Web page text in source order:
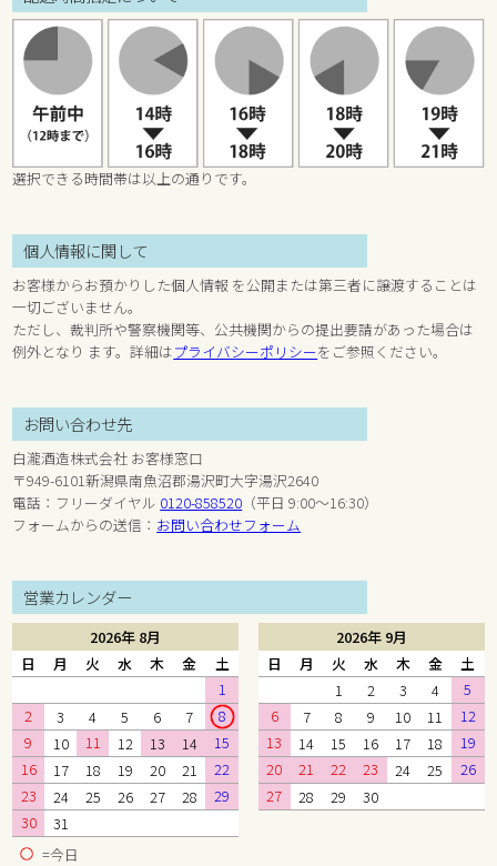
選択できる時間帯は以上の通りです。
個人情報に関して
お客様からお預かりした個人情報 を公開または第三者に譲渡することは
一切ございません。
ただし、裁判所や警察機関等、公共機関からの提出要請があった場合は
例外となり ます。詳細はプライバシーポリシーをご参照ください。
お問い合わせ先
白瀧酒造株式会社 お客様窓口
〒949-6101新潟県南魚沼郡湯沢町大字湯沢2640
電話：フリーダイヤル 0120-858520 （平日 9:00～16:30）
フォームからの送信： お問い合わせフォーム
営業カレンダー
2026年 8月
日
月 火 水 木 金
土
1
2
3 4 5 6 7
8
9
10 11 12 13 14
15
16
17 18 19 20 21
22
23
24 25 26 27 28
29
30
31
2026年 9月
日
月 火 水 木 金
土
1
2 3 4
5
6
7 8 9 10 11
12
13
14 15 16 17 18
19
20
21 22 23 24 25
26
27
28 29 30
=今日